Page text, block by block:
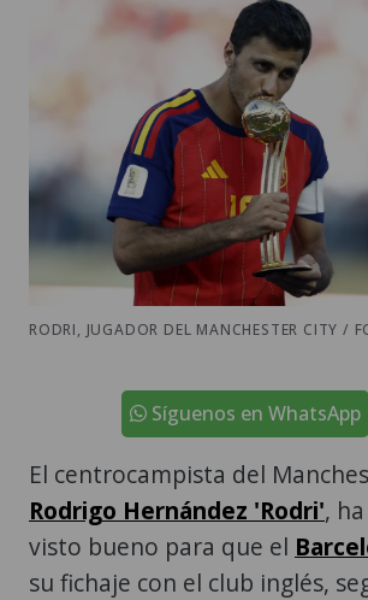
RODRI, JUGADOR DEL MANCHESTER CITY /
Síguenos en WhatsApp
El centrocampista del
Rodrigo Hernández 'Rodri',
visto bueno para que el
su fichaje con el club inglés,